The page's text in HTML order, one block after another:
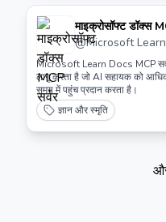
माइक्रोसॉफ्ट डॉक्स
@Microsoft Learn
Microsoft Learn Docs MCP
लागू करता है जो AI सहायक को
समय में पहुंच प्रदान करता है।
ज्ञान और स्मृति